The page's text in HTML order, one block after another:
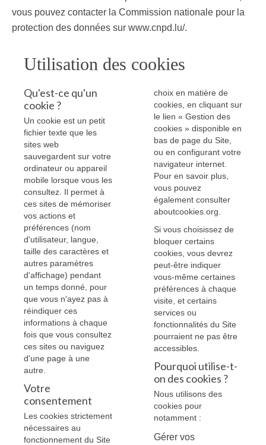
vous pouvez contacter la Commission nationale pour la
protection des données sur www.cnpd.lu/.
Utilisation des cookies
Qu'est-ce qu'un
cookie ?
Un cookie est un petit
fichier texte que les
sites web
sauvegardent sur votre
ordinateur ou appareil
mobile lorsque vous les
consultez. Il permet à
ces sites de mémoriser
vos actions et
préférences (nom
d'utilisateur, langue,
taille des caractères et
autres paramètres
d'affichage) pendant
un temps donné, pour
que vous n'ayez pas à
réindiquer ces
informations à chaque
fois que vous consultez
ces sites ou naviguez
d'une page à une
autre.
Votre
consentement
Les cookies strictement
nécessaires au
fonctionnement du Site
choix en matière de
cookies, en cliquant sur
le lien « Gestion des
cookies » disponible en
bas de page du Site,
ou en configurant votre
navigateur internet.
Pour en savoir plus,
vous pouvez
également consulter
aboutcookies.org
Si vous choisissez de
bloquer certains
cookies, vous devrez
peut-être indiquer
vous-même certaines
préférences à chaque
visite, et certains
services ou
fonctionnalités du Site
pourraient ne pas être
accessibles.
Pourquoi utilise-t-
on des cookies ?
Nous utilisons des
cookies pour
notamment :
Gérer vos